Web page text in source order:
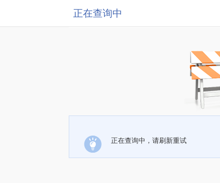
正在查询中
正在查询中，请刷新重试